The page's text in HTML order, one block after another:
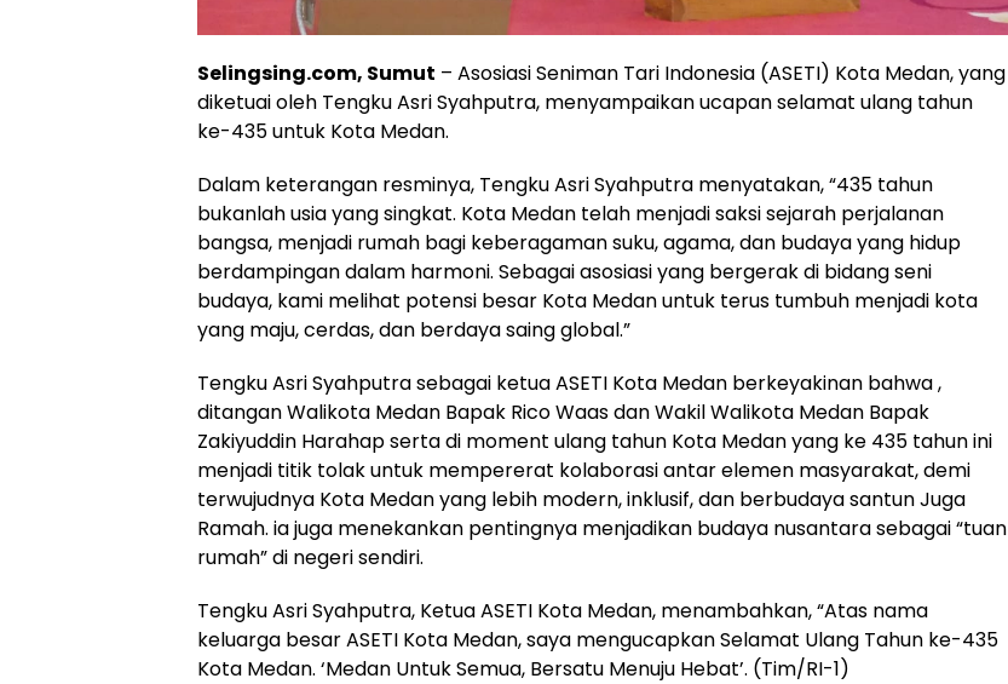
Selingsing.com, Sumut – Asosiasi Seniman Tari Indonesia (ASETI) Kota Medan, yang
diketuai oleh Tengku Asri Syahputra, menyampaikan ucapan selamat ulang tahun
ke-435 untuk Kota Medan.
Dalam keterangan resminya, Tengku Asri Syahputra menyatakan, “435 tahun
bukanlah usia yang singkat. Kota Medan telah menjadi saksi sejarah perjalanan
bangsa, menjadi rumah bagi keberagaman suku, agama, dan budaya yang hidup
berdampingan dalam harmoni. Sebagai asosiasi yang bergerak di bidang seni
budaya, kami melihat potensi besar Kota Medan untuk terus tumbuh menjadi kota
yang maju, cerdas, dan berdaya saing global.”
Tengku Asri Syahputra sebagai ketua ASETI Kota Medan berkeyakinan bahwa ,
ditangan Walikota Medan Bapak Rico Waas dan Wakil Walikota Medan Bapak
Zakiyuddin Harahap serta di moment ulang tahun Kota Medan yang ke 435 tahun ini
menjadi titik tolak untuk mempererat kolaborasi antar elemen masyarakat, demi
terwujudnya Kota Medan yang lebih modern, inklusif, dan berbudaya santun Juga
Ramah. ia juga menekankan pentingnya menjadikan budaya nusantara sebagai “tuan
rumah” di negeri sendiri.
Tengku Asri Syahputra, Ketua ASETI Kota Medan, menambahkan, “Atas nama
keluarga besar ASETI Kota Medan, saya mengucapkan Selamat Ulang Tahun ke-435
Kota Medan. ‘Medan Untuk Semua, Bersatu Menuju Hebat’. (Tim/RI-1)